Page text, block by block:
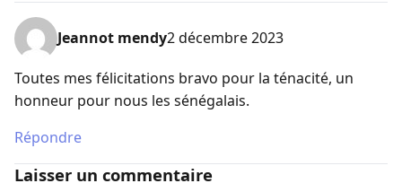
Jeannot mendy2 décembre 2023
Toutes mes félicitations bravo pour la ténacité, un
honneur pour nous les sénégalais.
Répondre
Laisser un commentaire